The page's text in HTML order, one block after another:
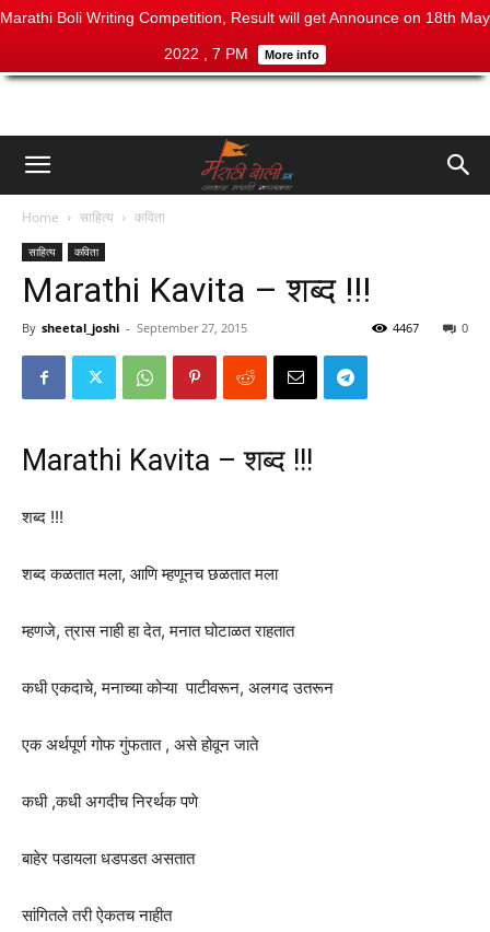
Marathi Boli Writing Competition, Result will get Announce on 18th May
2022 , 7 PM More info
Home साहित्य कविता
साहित्य कविता
Marathi Kavita – शब्द !!!
By sheetal_joshi - September 27, 2015 0
4467
Marathi Kavita – शब्द !!!
शब्द !!!
शब्द कळतात मला, आणि म्हणूनच छळतात मला
म्हणजे, त्रास नाही हा देत, मनात घोटाळत राहतात
कधी एकदाचे, मनाच्या कोऱ्या पाटीवरून, अलगद उतरून
एक अर्थपूर्ण गोफ गुंफतात , असे होवून जाते
कधी ,कधी अगदीच निरर्थक पणे
बाहेर पडायला धडपडत असतात
सांगितले तरी ऐकतच नाहीत